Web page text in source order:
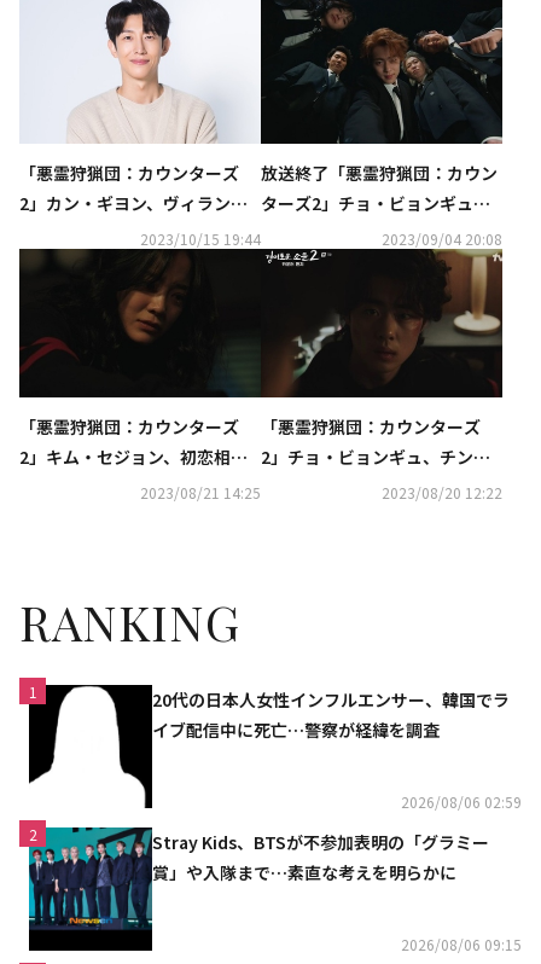
「悪霊狩猟団：カウンターズ
2」カン・ギヨン、ヴィラン役
に挑戦“俳優同士でお互いに支
え合った”
2023/10/15 19:44
放送終了「悪霊狩猟団：カウン
ターズ2」チョ・ビョンギュ＆
チン・ソンギュらが迎えた結末
は？【ネタバレあり】
2023/09/04 20:08
「悪霊狩猟団：カウンターズ
2」キム・セジョン、初恋相手
を守るためにとった行動とは？
2023/08/21 14:25
「悪霊狩猟団：カウンターズ
2」チョ・ビョンギュ、チン・
ソンギュの行動に驚き“良い人
2023/08/20 12:22
RANKING
1
20代の日本人女性インフルエンサー、韓国でラ
イブ配信中に死亡…警察が経緯を調査
2026/08/06 02:59
2
Stray Kids、BTSが不参加表明の「グラミー
賞」や入隊まで…素直な考えを明らかに
2026/08/06 09:15